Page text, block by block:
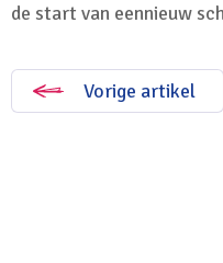
de start van eennieuw
Vorige artikel